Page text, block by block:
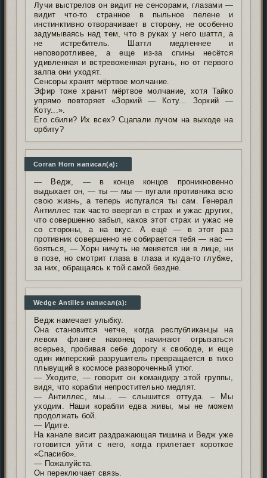
Лучи выстрелов он видит не сенсорами, глазами —
видит что-то странное в пыльное пелене и
инстинктивно отворачивает в сторону, не особенно
задумываясь над тем, что в руках у него шаттл, а
не истребитель. Шаттл медленнее и
неповоротливее, а еще из-за спины несётся
удивленная и встревоженная ругань, но от первого
залпа они уходят.
Сенсоры хранят мёртвое молчание.
Эфир тоже хранит мёртвое молчание, хотя Тайко
упрямо повторяет «Зоркий — Коту... Зоркий —
Коту...».
Его сбили? Их всех? Сцапали лучом на выходе на
орбиту?
Corran Horn написал(а):
— Ведж, — в конце концов проникновенно
выдыхает он, — ты — мы — пугали противника всю
свою жизнь, а теперь испугался ты сам. Генерал
Антиллес так часто ввергал в страх и ужас других,
что совершенно забыл, каков этот страх и ужас не
со стороны, а на вкус. А ещё — в этот раз
противник совершенно не собирается тебя — нас —
бояться, — Хорн ничуть не меняется ни в лице, ни
в позе, но смотрит глаза в глаза и куда-то глубже,
за них, обращаясь к той самой бездне.
Wedge Antilles написал(а):
Ведж намечает улыбку.
Она становится четче, когда республиканцы на
левом фланге наконец начинают огрызаться
всерьез, пробивая себе дорогу к свободе, и еще
один имперский разрушитель превращается в тихо
плывущий в космосе развороченный утюг.
— Уходите, — говорит он командиру этой группы,
видя, что корабли непростительно медлят.
— Антиллес, мы… — слышится оттуда. – Мы
уходим. Наши корабли едва живы, мы не можем
продолжать бой.
— Идите.
На канале висит раздражающая тишина и Ведж уже
готовится уйти с него, когда прилетает короткое
«Спасибо».
— Пожалуйста.
Он переключает связь.